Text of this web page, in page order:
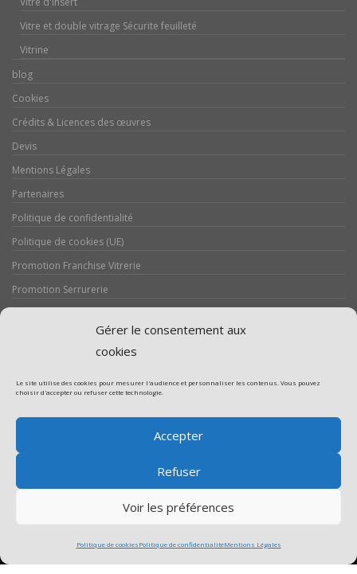
Gérer le consentement aux
cookies
Le site utilise des cookies pour mesurer l'audience et personnaliser les contenus. Vous pouvez
choisir d'accepter ou refuser cette technologie.
Accepter
Refuser
Voir les préférences
Politique de cookiesPolitique de confidentialitéMentions Légales
Vitre et double vitrage Sécurite feuilleté
Vitrine
blog
Cookies
Crédits & Licences des œuvres
Devis
Mentions Légales
Partenaires
Politique de confidentialité
Politique de cookies (UE)
Promotion Franchise Vitrerie
Promotion Serrurerie